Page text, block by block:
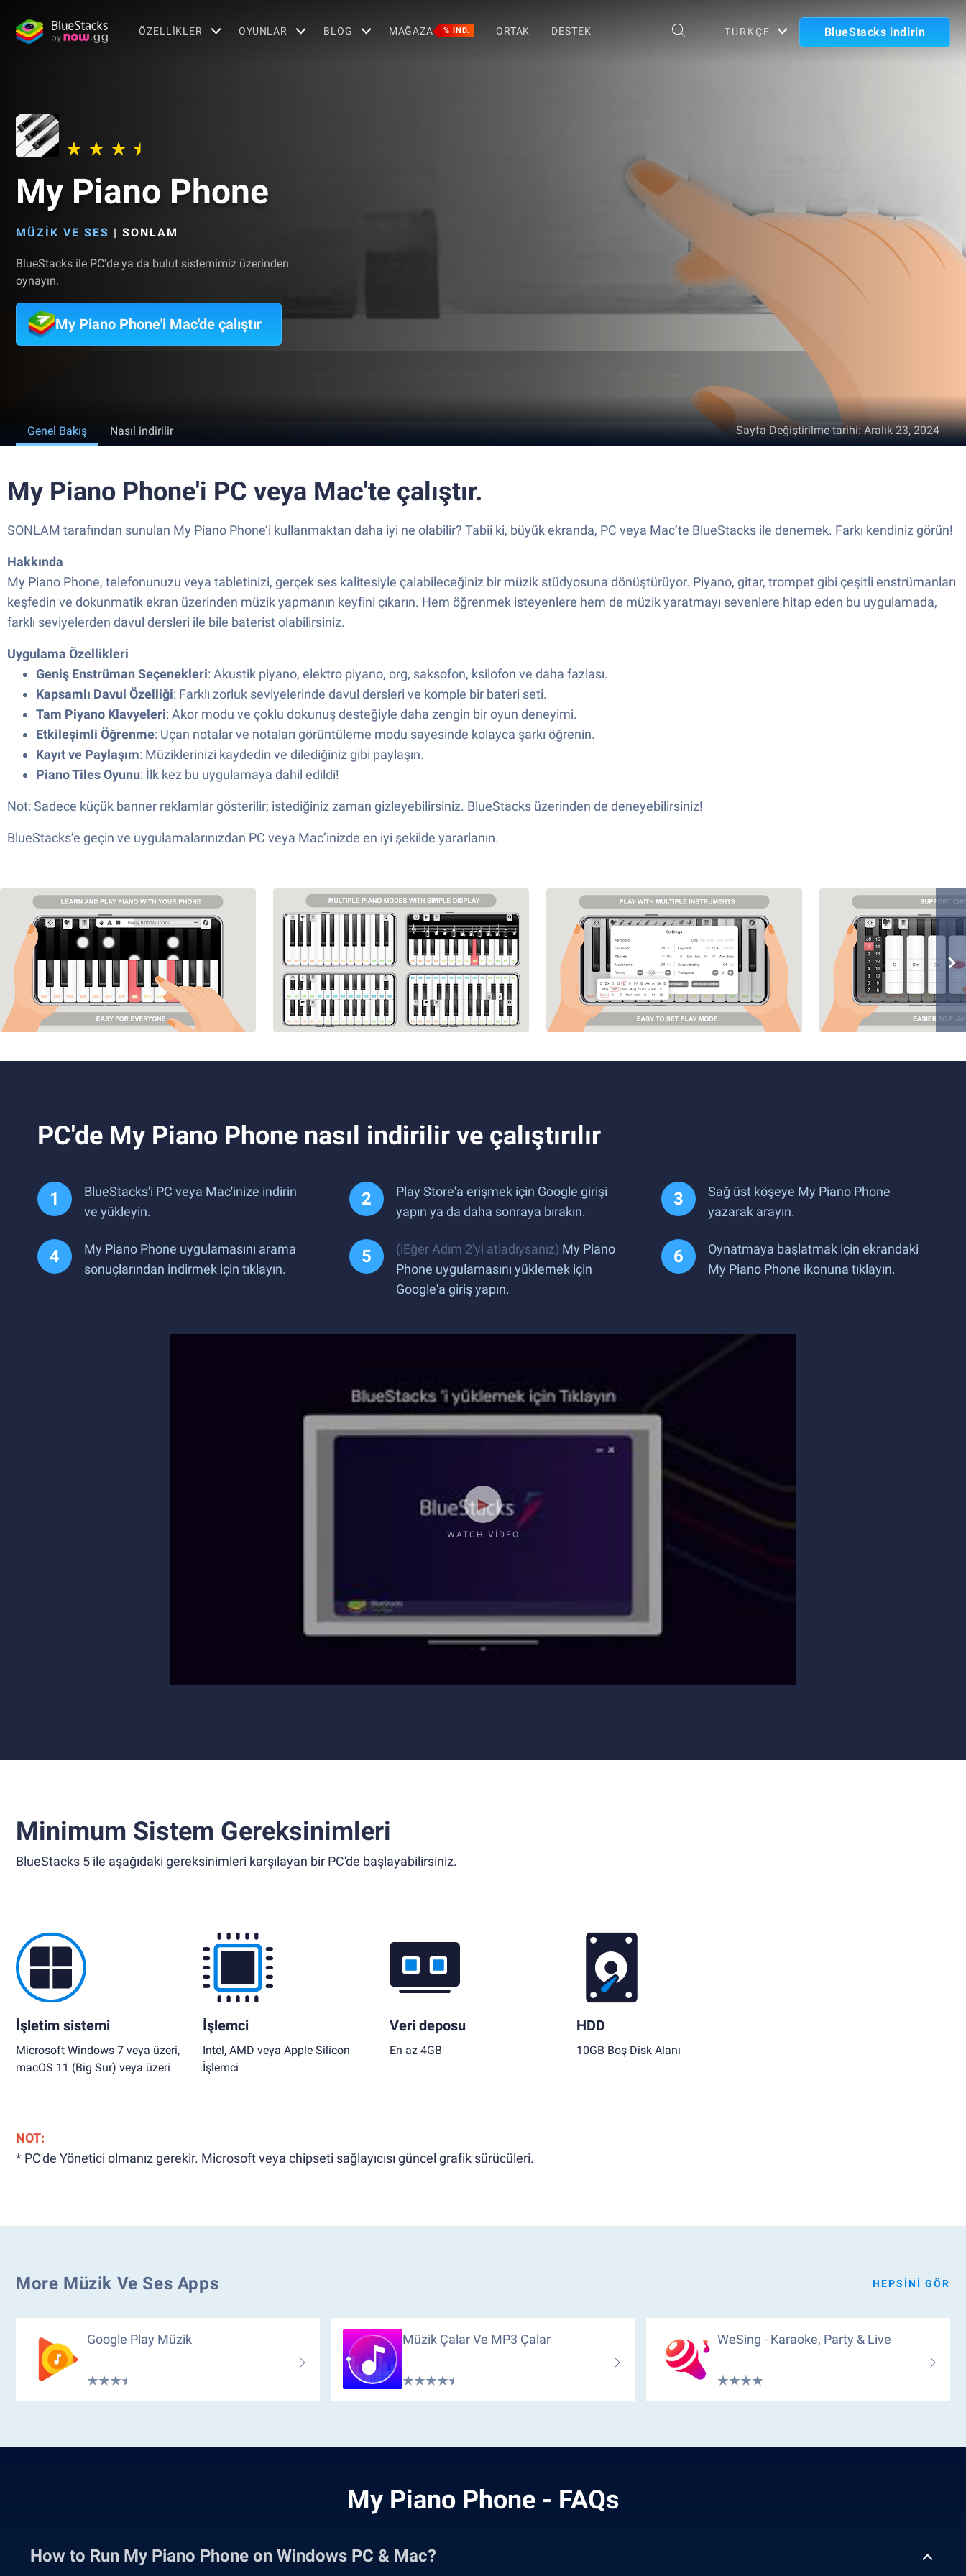
ÖZELLIKLER OYUNLAR BLOG MAĞAZA % IND. ORTAK DESTEK TÜRKÇE BlueStacks indirin
My Piano Phone
MÜZIK VE SES | SONLAM
BlueStacks ile PC'de ya da bulut sistemimiz üzerinden
oynayın.
My Piano Phone'i Mac'de çalıştır
Genel Bakış Nasıl indirilir Sayfa Değiştirilme tarihi:Aralık 23, 2024
My Piano Phone'i PC veya Mac'te çalıştır.
SONLAM tarafından sunulan My Piano Phone’i kullanmaktan daha iyi ne olabilir? Tabii ki, büyük ekranda, PC veya Mac’te BlueStacks ile denemek. Farkı kendiniz görün!
Hakkında
My Piano Phone, telefonunuzu veya tabletinizi, gerçek ses kalitesiyle çalabileceğiniz bir müzik stüdyosuna dönüştürüyor. Piyano, gitar, trompet gibi çeşitli enstrümanları
keşfedin ve dokunmatik ekran üzerinden müzik yapmanın keyfini çıkarın. Hem öğrenmek isteyenlere hem de müzik yaratmayı sevenlere hitap eden bu uygulamada,
farklı seviyelerden davul dersleri ile bile baterist olabilirsiniz.
Uygulama Özellikleri
Geniş Enstrüman Seçenekleri: Akustik piyano, elektro piyano, org, saksofon, ksilofon ve daha fazlası.
Kapsamlı Davul Özelliği: Farklı zorluk seviyelerinde davul dersleri ve komple bir bateri seti.
Tam Piyano Klavyeleri: Akor modu ve çoklu dokunuş desteğiyle daha zengin bir oyun deneyimi.
Etkileşimli Öğrenme: Uçan notalar ve notaları görüntüleme modu sayesinde kolayca şarkı öğrenin.
Kayıt ve Paylaşım: Müziklerinizi kaydedin ve dilediğiniz gibi paylaşın.
Piano Tiles Oyunu: İlk kez bu uygulamaya dahil edildi!
Not: Sadece küçük banner reklamlar gösterilir; istediğiniz zaman gizleyebilirsiniz. BlueStacks üzerinden de deneyebilirsiniz!
BlueStacks’e geçin ve uygulamalarınızdan PC veya Mac’inizde en iyi şekilde yararlanın.
PC'de My Piano Phone nasıl indirilir ve çalıştırılır
BlueStacks'i PC veya Mac'inize indirin
ve yükleyin.
Play Store'a erişmek için Google girişi
yapın ya da daha sonraya bırakın.
Sağ üst köşeye My Piano Phone
yazarak arayın.
My Piano Phone uygulamasını arama
sonuçlarından indirmek için tıklayın.
(iEğer Adım 2'yi atladıysanız) My Piano
Phone uygulamasını yüklemek için
Google'a giriş yapın.
Oynatmaya başlatmak için ekrandaki
My Piano Phone ikonuna tıklayın.
WATCH VIDEO
Minimum Sistem Gereksinimleri
BlueStacks 5 ile aşağıdaki gereksinimleri karşılayan bir PC'de başlayabilirsiniz.
İşletim sistemi
Microsoft Windows 7 veya üzeri,
macOS 11 (Big Sur) veya üzeri
İşlemci
Intel, AMD veya Apple Silicon
İşlemci
Veri deposu
En az 4GB
HDD
10GB Boş Disk Alanı
NOT:
* PC'de Yönetici olmanız gerekir. Microsoft veya chipseti sağlayıcısı güncel grafik sürücüleri.
More Müzik Ve Ses Apps HEPSINI GÖR
Google Play Müzik Müzik Çalar Ve MP3 Çalar WeSing - Karaoke, Party & Live
My Piano Phone - FAQs
How to Run My Piano Phone on Windows PC & Mac?